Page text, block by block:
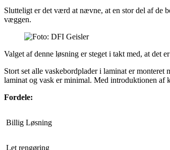
Slutteligt er det værd at nævne, at en stor del af de
væggen.
Valget af denne løsning er steget i takt med, at det
Stort set alle vaskebordplader i laminat er
laminat og vask er minimal. Med introduktionen af
Fordele:
Billig Løsning
Let rengøring